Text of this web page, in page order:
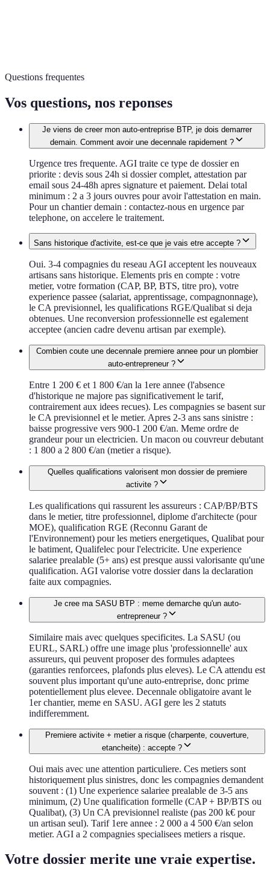
Questions frequentes
Vos questions, nos reponses
Je viens de creer mon auto-entreprise BTP, je dois demarrer
demain. Comment avoir une decennale rapidement ?
Urgence tres frequente. AGI traite ce type de dossier en
priorite : devis sous 24h si dossier complet, attestation par
email sous 24-48h apres signature et paiement. Delai total
minimum : 2 a 3 jours ouvres pour avoir l'attestation en main.
Pour un chantier demain : contactez-nous en urgence par
telephone, on accelere le traitement.
Sans historique d'activite, est-ce que je vais etre accepte ?
Oui. 3-4 compagnies du reseau AGI acceptent les nouveaux
artisans sans historique. Elements pris en compte : votre
metier, votre formation (CAP, BP, BTS, titre pro), votre
experience passee (salariat, apprentissage, compagnonnage),
le CA previsionnel, les qualifications RGE/Qualibat si deja
obtenues. Une reconversion professionnelle est egalement
acceptee (ancien cadre devenu artisan par exemple).
Combien coute une decennale premiere annee pour un plombier
auto-entrepreneur ?
Entre 1 200 € et 1 800 €/an la 1ere annee (l'absence
d'historique ne majore pas significativement le tarif,
contrairement aux idees recues). Les compagnies se basent sur
le CA previsionnel et le metier. Apres 2-3 ans sans sinistre :
baisse progressive vers 900-1 200 €/an. Meme ordre de
grandeur pour un electricien. Un macon ou couvreur debutant
: 1 800 a 2 800 €/an (metier a risque).
Quelles qualifications valorisent mon dossier de premiere
activite ?
Les qualifications qui rassurent les assureurs : CAP/BP/BTS
dans le metier, titre professionnel, diplome d'architecte (pour
MOE), qualification RGE (Reconnu Garant de
l'Environnement) pour les metiers energetiques, Qualibat pour
le batiment, Qualifelec pour l'electricite. Une experience
salariee prealable (5+ ans) est presque aussi valorisante qu'une
qualification. AGI valorise votre dossier dans la declaration
faite aux compagnies.
Je cree ma SASU BTP : meme demarche qu'un auto-
entrepreneur ?
Similaire mais avec quelques specificites. La SASU (ou
EURL, SARL) offre une image plus 'professionnelle' aux
assureurs, qui peuvent proposer des formules adaptees
(garanties renforcees, plafonds plus eleves). Le CA attendu est
souvent plus important qu'une auto-entreprise, donc prime
potentiellement plus elevee. Decennale obligatoire avant le
1er chantier, meme en SASU. AGI gere les 2 statuts
indifferemment.
Premiere activite + metier a risque (charpente, couverture,
etancheite) : accepte ?
Oui mais avec une attention particuliere. Ces metiers sont
historiquement plus sinistres, donc les compagnies demandent
souvent : (1) Une experience salariee prealable de 3-5 ans
minimum, (2) Une qualification formelle (CAP + BP/BTS ou
Qualibat), (3) Un CA previsionnel realiste (pas 200 k€ pour
un artisan seul). Tarif 1ere annee : 2 000 a 4 500 €/an selon
metier. AGI a 2 compagnies specialisees metiers a risque.
Votre dossier merite une vraie expertise.